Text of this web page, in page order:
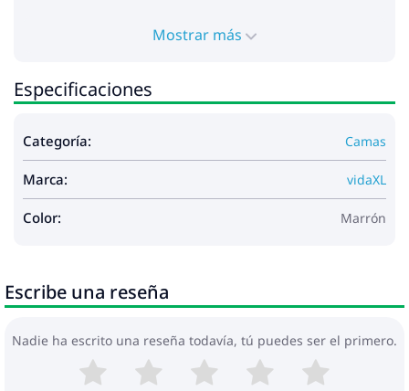
Mostrar más
Especificaciones
Categoría: Camas
Marca: vidaXL
Color: Marrón
Escribe una reseña
Nadie ha escrito una reseña todavía, tú puedes ser el primero.